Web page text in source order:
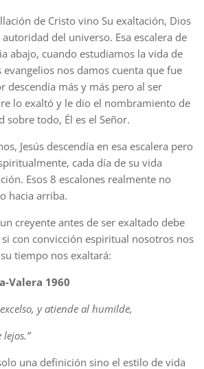
de Cristo vino Su exaltación, Dios
del universo. Esa escalera de
abajo, cuando estudiamos la vida de
evangelios nos damos cuenta que fue
descendía más y más pero al ser
lo exaltó y le dio el nombramiento de
sobre todo, Él es el Señor.
Jesús descendía en esa escalera pero
cada día de su vida
Esos 8 escalones realmente no
hacia arriba.
creyente antes de ser exaltado debe
con convicción espiritual nosotros nos
tiempo nos exaltará:
Valera 1960
y atiende al humilde,
una definición sino el estilo de vida